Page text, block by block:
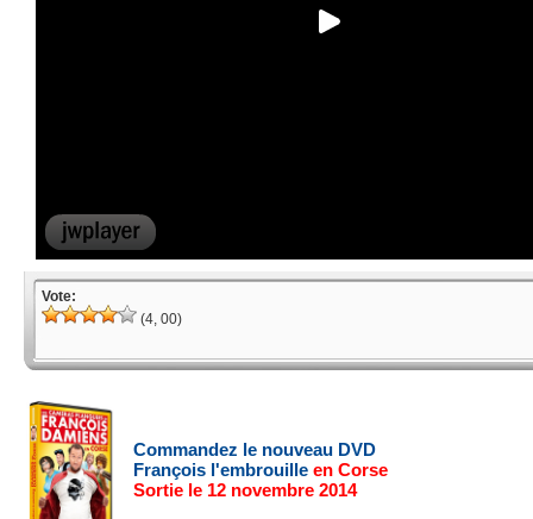
Vote:
(4, 00)
Commandez le nouveau DVD
François l'embrouille en Corse
Sortie le 12 novembre 2014